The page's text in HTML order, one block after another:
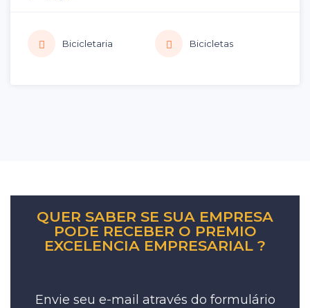
Bicicletaria Bicicletas
QUER SABER SE SUA EMPRESA
PODE RECEBER O PREMIO
EXCELENCIA EMPRESARIAL ?
Envie seu e-mail através do formulário